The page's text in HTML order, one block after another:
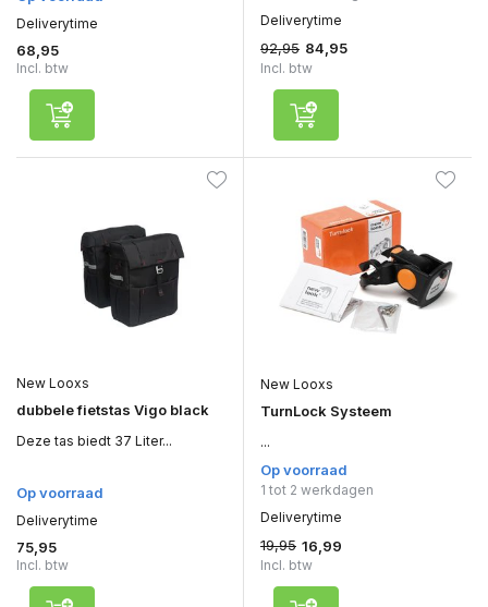
Deliverytime
68,95
Incl. btw
Deliverytime
92,95 84,95
Incl. btw
New Looxs
dubbele fietstas Vigo black
Deze tas biedt 37 Liter...
Op voorraad
Deliverytime
75,95
Incl. btw
New Looxs
TurnLock Systeem
...
Op voorraad
1 tot 2 werkdagen
Deliverytime
19,95 16,99
Incl. btw